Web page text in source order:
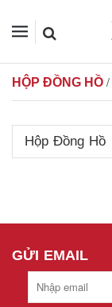
HỘP ĐỒNG HỒ /
Hộp Đồng Hồ
GỬI EMAIL